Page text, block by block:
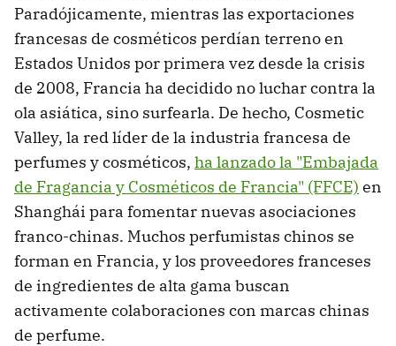
Paradójicamente, mientras las exportaciones
francesas de cosméticos perdían terreno en
Estados Unidos por primera vez desde la crisis
de 2008, Francia ha decidido no luchar contra la
ola asiática, sino surfearla. De hecho, Cosmetic
Valley, la red líder de la industria francesa de
perfumes y cosméticos, ha lanzado la "Embajada
de Fragancia y Cosméticos de Francia" (FFCE) en
Shanghái para fomentar nuevas asociaciones
franco-chinas. Muchos perfumistas chinos se
forman en Francia, y los proveedores franceses
de ingredientes de alta gama buscan
activamente colaboraciones con marcas chinas
de perfume.